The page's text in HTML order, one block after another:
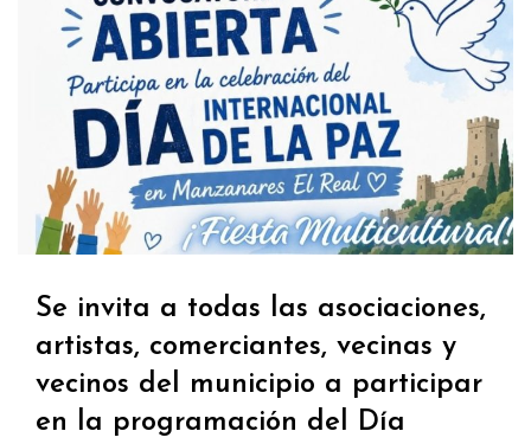
Se invita a todas las asociaciones,
artistas, comerciantes, vecinas y
vecinos del municipio a participar
en la programación del Día